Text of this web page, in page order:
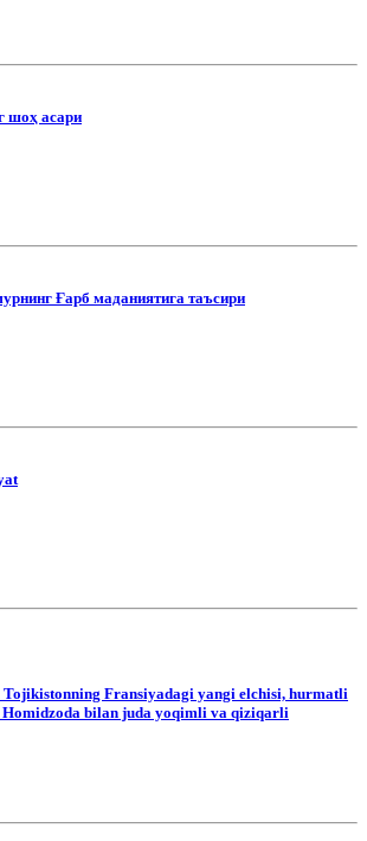
шоҳ асари
Ғарб маданиятига таъсири
Tojikistonning Fransiyadagi yangi elchisi, hurmatli
Homidzoda bilan juda yoqimli va qiziqarli